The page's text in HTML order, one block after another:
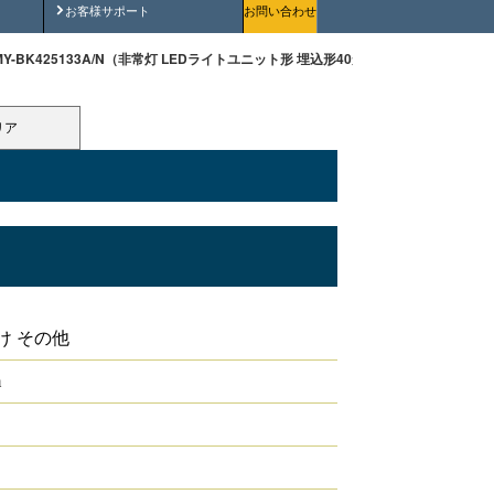
お客様サポート
安全にご使用いただくためにお問い合わせ
BK425133A/N（非常灯 LEDライトユニット形 埋込形40形 220mmタイプ）
ア
その他